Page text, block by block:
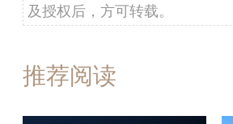
及授权后，方可转载。
推荐阅读